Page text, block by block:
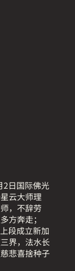
2日国际佛光
云大师理
，不辞劳
方奔走；
段成立新加
界，法水长
悲喜捨种子